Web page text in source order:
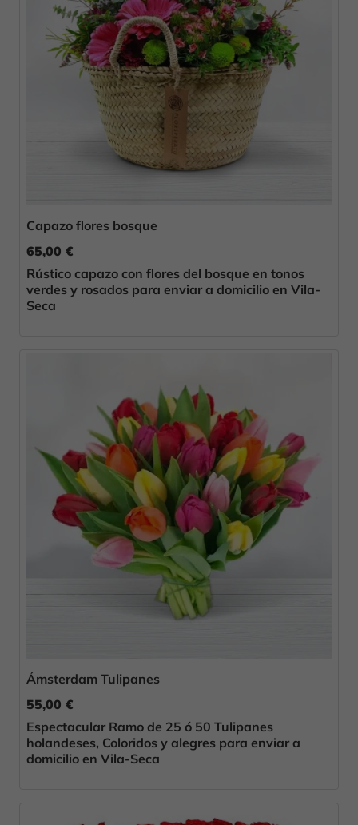
Capazo flores bosque
65,00 €
Rústico capazo con flores del bosque en tonos
verdes y rosados para enviar a domicilio en Vila-
Seca
Ámsterdam Tulipanes
55,00 €
Espectacular Ramo de 25 ó 50 Tulipanes
holandeses, Coloridos y alegres para enviar a
domicilio en Vila-Seca